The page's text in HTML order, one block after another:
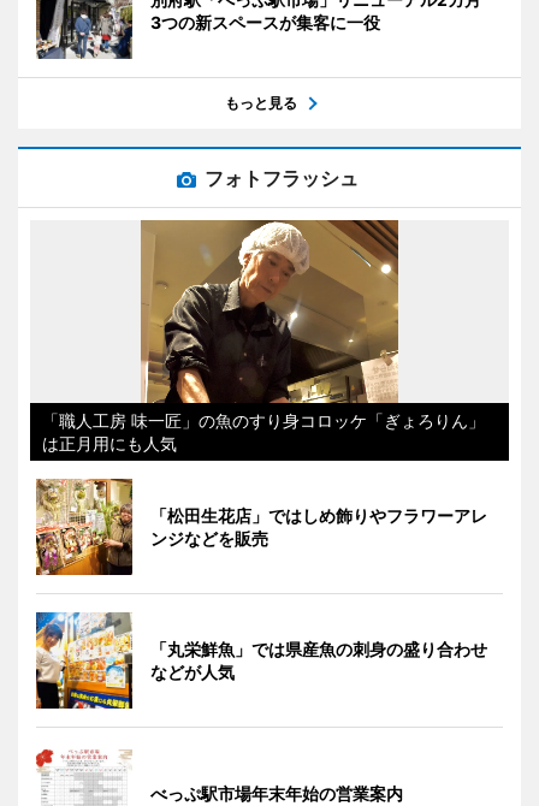
3つの新スペースが集客に一役
もっと見る
フォトフラッシュ
「職人工房 味一匠」の魚のすり身コロッケ「ぎょろりん」
は正月用にも人気
「松田生花店」ではしめ飾りやフラワーアレ
ンジなどを販売
「丸栄鮮魚」では県産魚の刺身の盛り合わせ
などが人気
べっぷ駅市場年末年始の営業案内